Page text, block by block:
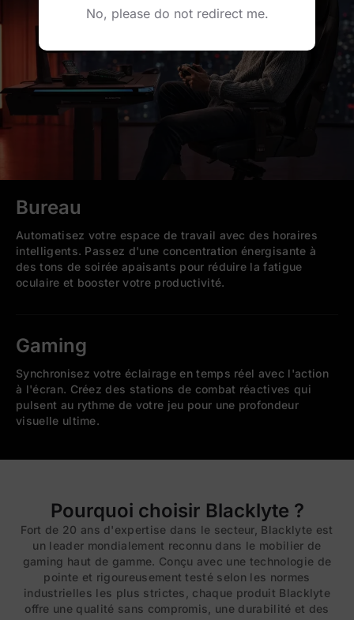
Bureau
Automatisez votre espace de travail avec des horaires
intelligents. Passez d'une concentration énergisante à
des tons de soirée apaisants pour réduire la fatigue
oculaire et booster votre productivité.
Gaming
Synchronisez votre éclairage en temps réel avec l'action
à l'écran. Créez des stations de combat réactives qui
pulsent au rythme de votre jeu pour une profondeur
visuelle ultime.
Pourquoi choisir Blacklyte ?
Fort de 20 ans d'expertise dans le secteur, Blacklyte est
un leader mondialement reconnu dans le mobilier de
gaming haut de gamme. Conçu avec une technologie de
pointe et rigoureusement testé selon les normes
industrielles les plus strictes, chaque produit Blacklyte
offre une qualité sans compromis, une durabilité et des
No, please do not redirect me.